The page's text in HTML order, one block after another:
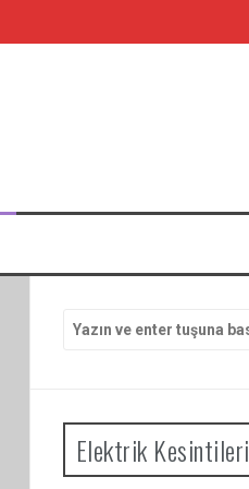
yap:
Elektrik Kesintileri